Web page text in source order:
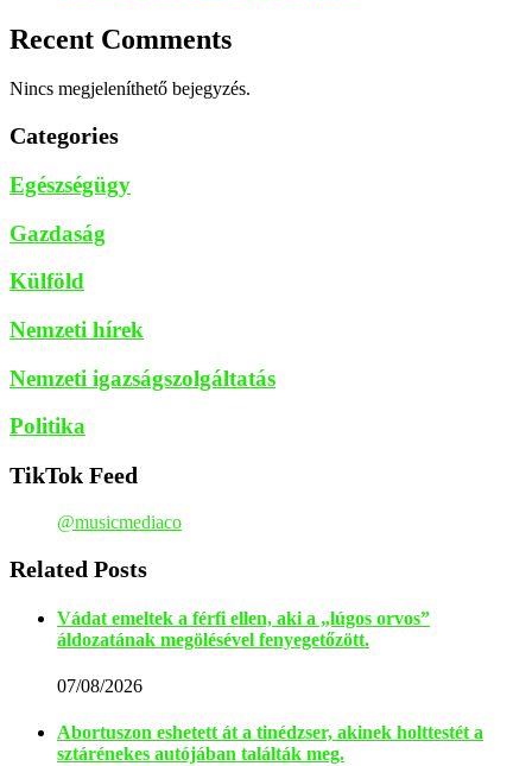
Recent Comments
Nincs megjeleníthető bejegyzés.
Categories
Egészségügy
Gazdaság
Külföld
Nemzeti hírek
Nemzeti igazságszolgáltatás
Politika
TikTok Feed
@musicmediaco
Related Posts
Vádat emeltek a férfi ellen, aki a „lúgos orvos”
áldozatának megölésével fenyegetőzött.
07/08/2026
Abortuszon eshetett át a tinédzser, akinek holttestét a
sztárénekes autójában találták meg.